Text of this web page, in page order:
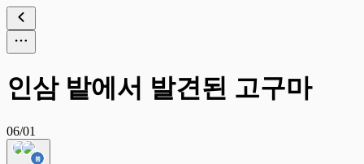
인삼 밭에서 발견된 고구마
06/01